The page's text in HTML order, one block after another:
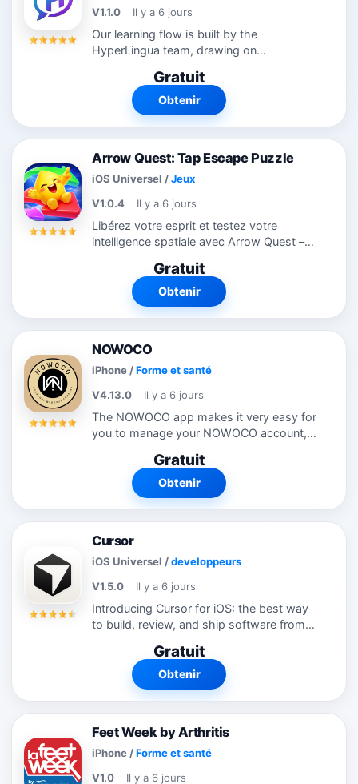
V1.1.0
Il y a 6 jours
Our learning flow is built by the
HyperLingua team, drawing on
including natural language acquisition
techniques. The focus is on practical,
real-world...
Gratuit
Obtenir
Arrow Quest: Tap Escape Puzzle
iOS Universel /Jeux
V1.0.4
Il y a 6 jours
Libérez votre esprit et testez votre
intelligence spatiale avec Arrow Quest –
axée sur l'orientation, conçue sur mesure
pour les vrais amateurs...
Gratuit
Obtenir
NOWOCO
iPhone /Forme et santé
V4.13.0
Il y a 6 jours
The NOWOCO app makes it very easy for
you to manage your NOWOCO account,
keep in touch with us. You can easily
message us if you have a question or
want to...
Gratuit
Obtenir
Cursor
iOS Universel /developpeurs
V1.5.0
Il y a 6 jours
Introducing Cursor for iOS: the best way
to build, review, and ship software from
implement changes, fix bugs, and keep
projects moving forward while...
Gratuit
Obtenir
Feet Week by Arthritis
iPhone /Forme et santé
V1.0
Il y a 6 jours